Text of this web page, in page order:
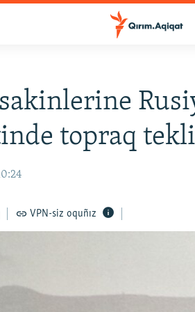
sakinlerine
topraq
VPN-siz oquñız